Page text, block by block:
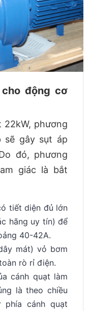
động cơ
phương
sẽ gây sụt áp
đó, phương
giác là bắt
tiết diện đủ lớn
hãng uy tín) để
40-42A.
mát) vỏ bơm
rò rỉ điện.
cánh quạt làm
là theo chiều
cánh quạt